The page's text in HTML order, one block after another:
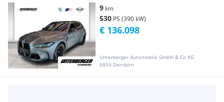
9 km
530 PS (390 kW)
Unterberger Automobile GmbH & Co KG
6850 Dornbirn
€ 136.098